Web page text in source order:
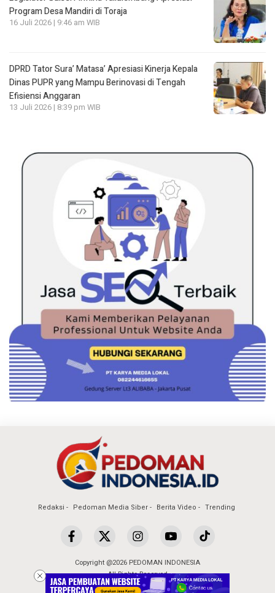
Program Desa Mandiri di Toraja
16 Juli 2026 | 9:46 am WIB
DPRD Tator Sura’ Matasa’ Apresiasi Kinerja Kepala
Dinas PUPR yang Mampu Berinovasi di Tengah
Efisiensi Anggaran
13 Juli 2026 | 8:39 pm WIB
Redaksi Pedoman Media Siber Berita Video Trending
Copyright @2026 PEDOMAN INDONESIA
All Rights Reserved